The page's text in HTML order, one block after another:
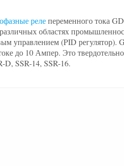
релепеременного тока
областях
управлением (PID регулятор).
до 10 Ампер. Это
D, SSR-14, SSR-16.